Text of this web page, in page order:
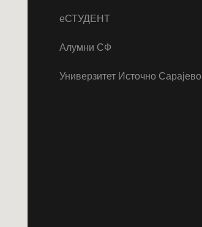
еСТУДЕНТ
Алумни СФ
Универзитет Источно Сарајево